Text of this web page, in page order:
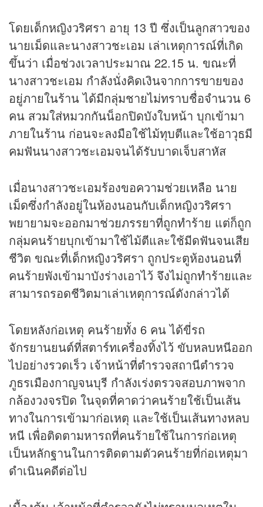
โดยเด็กหญิงวริศรา อายุ 13 ปี ซึ่งเป็นลูกสาวของ
นายเม็ดและนางสาวชะเอม เล่าเหตุการณ์ที่เกิด
ขึ้นว่า เมื่อช่วงเวลาประมาณ 22.15 น. ขณะที่
นางสาวชะเอม กำลังนั่งคิดเงินจากการขายของ
อยู่ภายในร้าน ได้มีกลุ่มชายไม่ทราบชื่อจำนวน 6
คน สวมใส่หมวกกันน็อกปิดบังใบหน้า บุกเข้ามา
ภายในร้าน ก่อนจะลงมือใช้ไม้ทุบตีและใช้อาวุธมี
คมฟันนางสาวชะเอมจนได้รับบาดเจ็บสาหัส
เมื่อนางสาวชะเอมร้องขอความช่วยเหลือ นาย
เม็ดซึ่งกำลังอยู่ในห้องนอนกับเด็กหญิงวริศรา
พยายามจะออกมาช่วยภรรยาที่ถูกทำร้าย แต่ก็ถูก
กลุ่มคนร้ายบุกเข้ามาใช้ไม้ตีและใช้มีดฟันจนเสีย
ชีวิต ขณะที่เด็กหญิงวริศรา ถูกประตูห้องนอนที่
คนร้ายพังเข้ามาบังร่างเอาไว้ จึงไม่ถูกทำร้ายและ
สามารถรอดชีวิตมาเล่าเหตุการณ์ดังกล่าวได้
โดยหลังก่อเหตุ คนร้ายทั้ง 6 คน ได้ขี่รถ
จักรยานยนต์ที่สตาร์ทเครื่องทิ้งไว้ ขับหลบหนีออก
ไปอย่างรวดเร็ว เจ้าหน้าที่ตำรวจสถานีตำรวจ
ภูธรเมืองกาญจนบุรี กำลังเร่งตรวจสอบภาพจาก
กล้องวงจรปิด ในจุดที่คาดว่าคนร้ายใช้เป็นเส้น
ทางในการเข้ามาก่อเหตุ และใช้เป็นเส้นทางหลบ
หนี เพื่อติดตามหารถที่คนร้ายใช้ในการก่อเหตุ
เป็นหลักฐานในการติดตามตัวคนร้ายที่ก่อเหตุมา
ดำเนินคดีต่อไป